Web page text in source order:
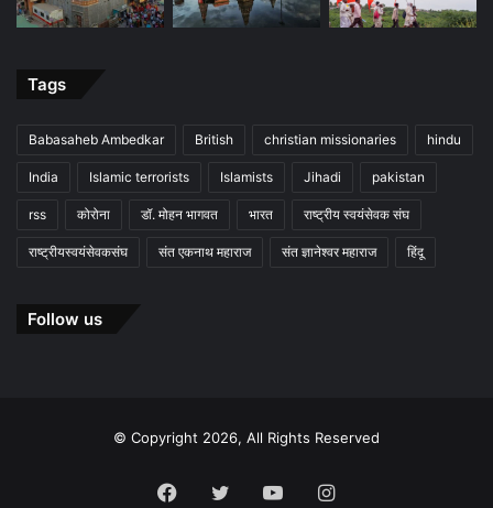
Tags
Babasaheb Ambedkar British christian missionaries hindu
India Islamic terrorists Islamists Jihadi pakistan
rss कोरोना डॉ. मोहन भागवत भारत राष्ट्रीय स्वयंसेवक संघ
राष्ट्रीयस्वयंसेवकसंघ संत एकनाथ महाराज संत ज्ञानेश्वर महाराज हिंदू
Follow us
© Copyright 2026, All Rights Reserved
Facebook
TwitterYouTubeInstagram